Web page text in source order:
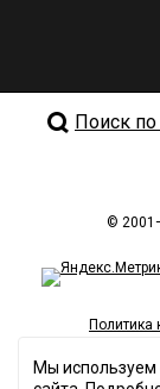
Поиск по
©
Политика
Мы